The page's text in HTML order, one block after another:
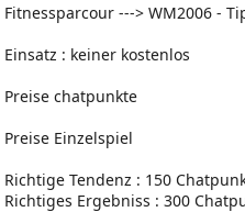
Fitnessparcour ---> WM2006 -
Einsatz : keiner kostenlos
Preise chatpunkte
Preise Einzelspiel
Richtige Tendenz : 150
Richtiges Ergebniss : 300